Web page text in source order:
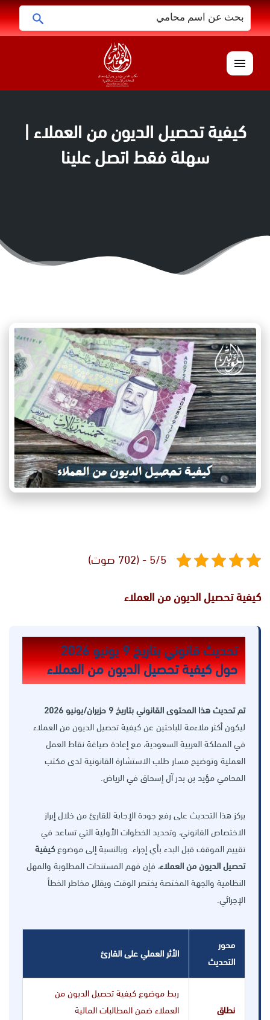
البحث
عن:
القائمة
كيفية تحصيل الديون من العملاء |
سهلة فقط اتصل علينا
5/5 - (702 صوت)
كيفية تحصيل الديون من العملاء
تحديث قانوني بتاريخ 9 يونيو 2026
حول كيفية تحصيل الديون من العملاء
تم تحديث هذا المحتوى القانوني بتاريخ 9 حزيران/يونيو 2026
ليكون أكثر ملاءمة للباحثين عن كيفية تحصيل الديون من العملاء
في المملكة العربية السعودية، مع إعادة صياغة نقاط العمل
العملية وتوضيح مسار طلب الاستشارة القانونية لدى مكتب
المحامي مؤيد بن بدر آل إسحاق في الرياض.
يركز هذا التحديث على رفع جودة الإجابة للقارئ من خلال إبراز
الاختصاص القانوني، وتحديد الخطوات الأولية التي تساعد في
تقييم الموقف قبل البدء بأي إجراء. وبالنسبة إلى موضوعكيفية
تحصيل الديون من العملاء، فإن فهم المستندات المطلوبة والمهل
النظامية والجهة المختصة يختصر الوقت ويقلل مخاطر الخطأ
الإجرائي.
محور
التحديث
الأثر العملي على القارئ
نطاق
ربط موضوع كيفية تحصيل الديون من
العملاء ضمن المطالبات المالية